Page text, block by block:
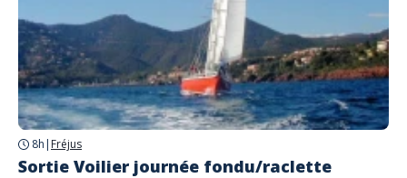
8h | Fréjus
Sortie Voilier journée fondu/raclette